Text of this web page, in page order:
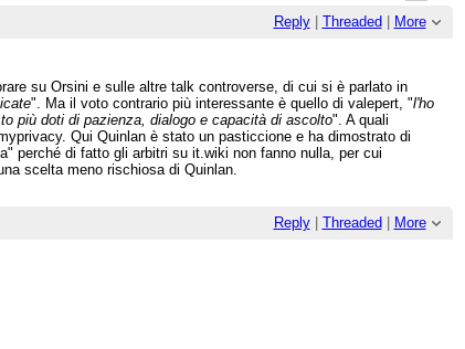
Reply| Threaded More
su Orsini e sulle altre talk controverse, di cui si è parlato in
". Ma il voto contrario più interessante è quello di valepert, "l'ho
più doti di pazienza, dialogo e capacità di ascolto". A quali
Qui Quinlan è stato un pasticcione e ha dimostrato di
perché di fatto gli arbitri su it.wiki non fanno nulla, per cui
scelta meno rischiosa di Quinlan.
Reply| Threaded More